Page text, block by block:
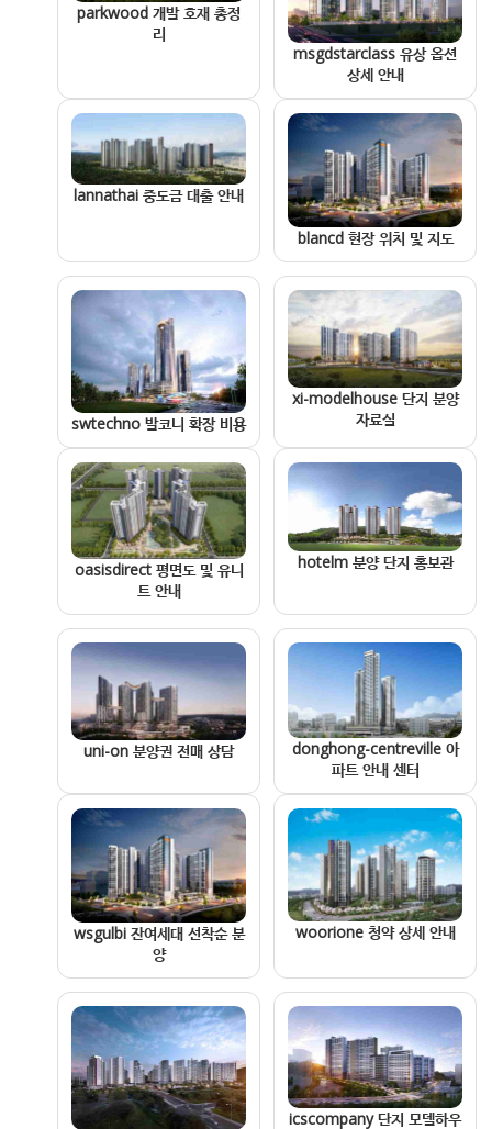
parkwood 개발 호재 총정
리
msgdstarclass 유상 옵션
상세 안내
lannathai 중도금 대출 안내
blancd 현장 위치 및 지도
swtechno 발코니 확장 비용
xi-modelhouse 단지 분양
자료실
oasisdirect 평면도 및 유니
트 안내
hotelm 분양 단지 홍보관
uni-on 분양권 전매 상담
donghong-centreville 아
파트 안내 센터
wsgulbi 잔여세대 선착순 분
양
woorione 청약 상세 안내
icscompany 단지 모델하우